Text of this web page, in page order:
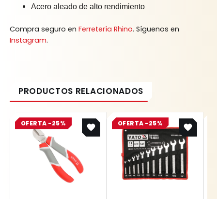
Acero aleado de alto rendimiento
Compra seguro en Ferretería Rhino. Síguenos en
Instagram.
OFERTA -25%
Original
price
was:
$ 31.800.
Current
price
is:
$ 23.850.
OFERTA -25%
Original
price
was:
$ 218.800.
Current
price
is:
$ 164.100.